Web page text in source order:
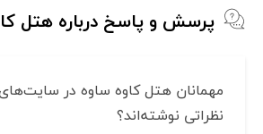
پرسش و پاسخ درباره هتل
مهمانان هتل کاوه ساوه در
نظراتی نوشته‌اند؟